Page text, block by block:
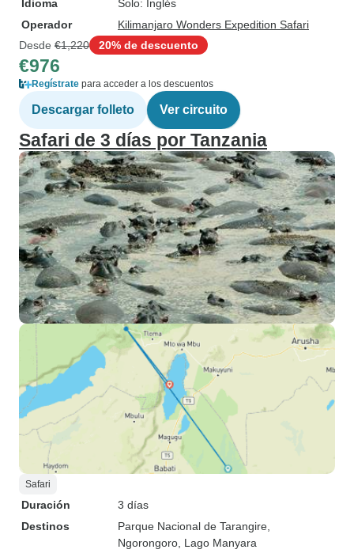
Idioma
Solo: Inglés
Operador
Kilimanjaro Wonders Expedition Safari
Desde €1,220 20% de descuento
€976
Regístrate para acceder a los descuentos
Descargar folleto Ver circuito
Safari de 3 días por Tanzania
Safari
Duración
3 días
Destinos
Parque Nacional de Tarangire
Ngorongoro , Lago Manyara